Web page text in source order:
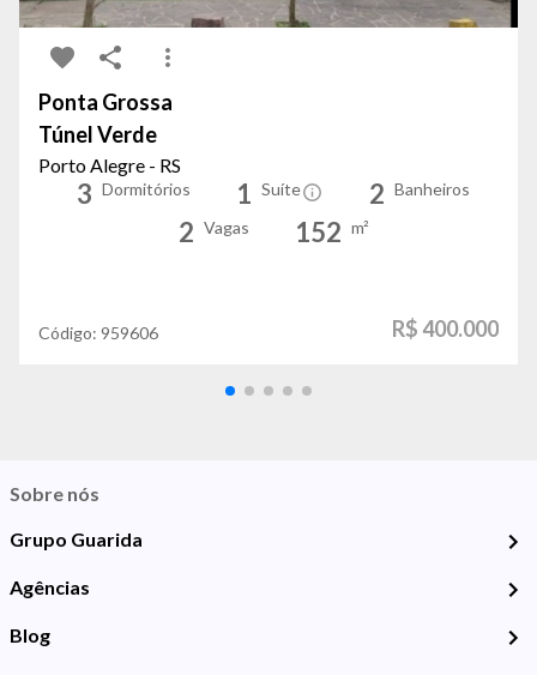
Ponta Grossa
Túnel Verde
Porto Alegre - RS
3 Dormitórios 1 Suíte 2 Banheiros
2 Vagas 152 m²
Código: 959606 R$ 400.000
Sobre nós
Grupo Guarida
Agências
Blog